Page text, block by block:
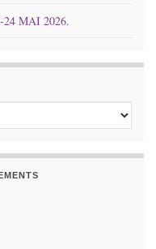
24 MAI 2026.